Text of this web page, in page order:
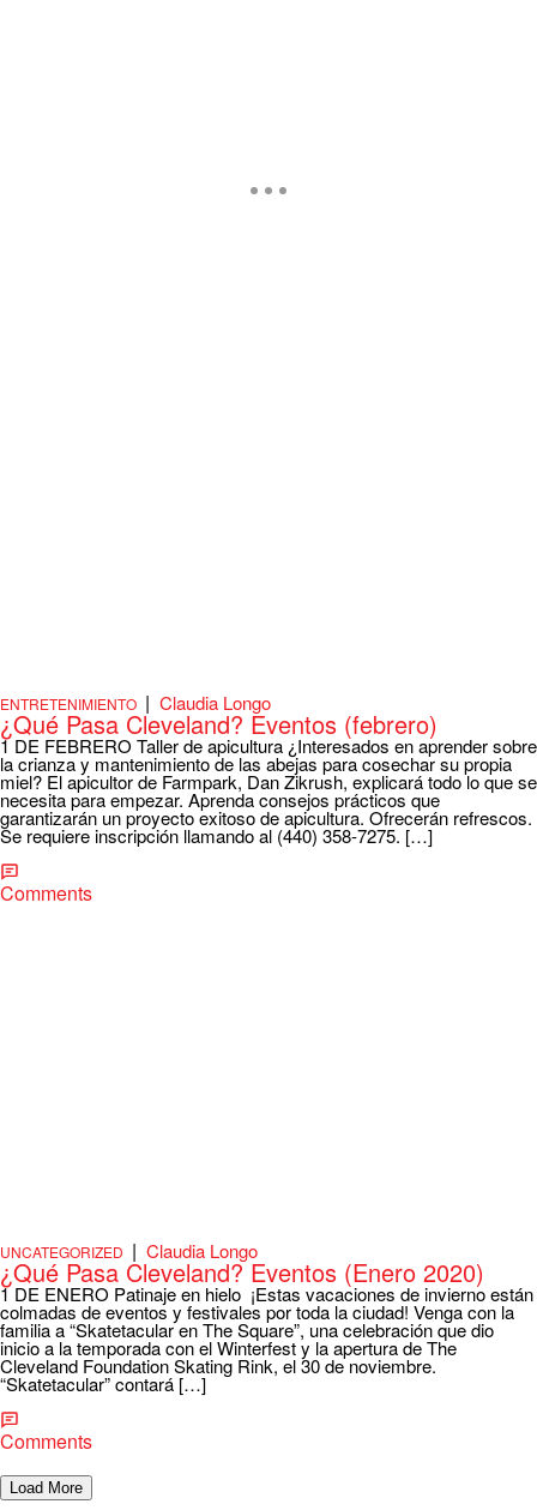
ENTRETENIMIENTO | Claudia Longo
¿Qué Pasa Cleveland? Eventos (febrero)
1 DE FEBRERO Taller de apicultura ¿Interesados en aprender sobre
la crianza y mantenimiento de las abejas para cosechar su propia
miel? El apicultor de Farmpark, Dan Zikrush, explicará todo lo que se
necesita para empezar. Aprenda consejos prácticos que
garantizarán un proyecto exitoso de apicultura. Ofrecerán refrescos.
Se requiere inscripción llamando al (440) 358-7275. […]
Comments
UNCATEGORIZED | Claudia Longo
¿Qué Pasa Cleveland? Eventos (Enero 2020)
1 DE ENERO Patinaje en hielo ¡Estas vacaciones de invierno están
colmadas de eventos y festivales por toda la ciudad! Venga con la
familia a “Skatetacular en The Square”, una celebración que dio
inicio a la temporada con el Winterfest y la apertura de The
Cleveland Foundation Skating Rink, el 30 de noviembre.
“Skatetacular” contará […]
Comments
Load More